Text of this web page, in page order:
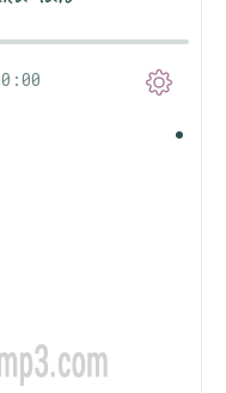
0:00